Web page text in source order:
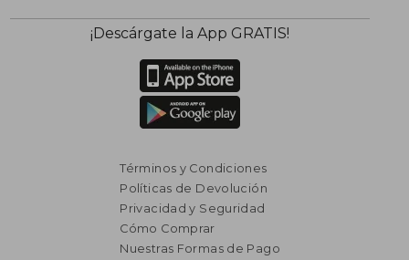
$ 2.550
$ 2.168
¡Descárgate la App GRATIS!
Términos y Condiciones
Políticas de Devolución
Privacidad y Seguridad
Cómo Comprar
Nuestras Formas de Pago